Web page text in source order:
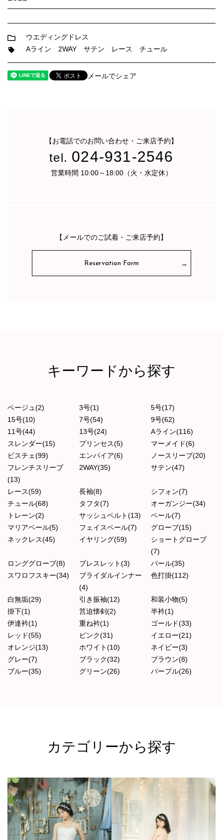
ウエディングドレス
Aライン
2WAY サテン レース チュール
メールでシェア
【お電話でのお問い合わせ・ご来店予約】
tel. 024-931-2546
営業時間 10:00～18:00（火・水定休）
【メールでのご試着・ご来店予約】
Reservation Form
キーワードから探す
ベージュ(2) 3号(1)
5号(17)
15号(10)
7号(54)
9号(62)
11号(44)
13号(24)
Aライン(116)
スレンダー(15)
プリンセス(5)
マーメイド(6)
ビスチェ(99)
エンパイア(6)
ノースリーブ(20)
フレンチスリーブ
(13)
2WAY(35) サテン(47)
レース(59) 長袖(8)
シフォン(7)
チュール(68)
タフタ(7)
オーガンジー(34)
トレーン(2)
サッシュベルト(13)
ベール(7)
マリアベール(5)
フェイスベール(7)
グローブ(15)
ネックレス(45)
イヤリング(59)
ショートグローブ
(7)
ロンググローブ(8)
ブレスレット(3)
パール(35)
スワロフスキー(34)
ブライダルインナー
(4)
色打掛(112)
白無垢(29) 引き振袖(12)
和装小物(5)
掛下(1)
筥迫懐剣(2)
半衿(1)
伊達衿(1)
重ね衿(1)
ゴールド(33)
レッド(55)
ピンク(31)
イエロー(21)
オレンジ(13)
ホワイト(10)
ネイビー(3)
グレー(7)
ブラック(32)
ブラウン(8)
ブルー(35)
グリーン(26) パープル(26)
カテゴリーから探す